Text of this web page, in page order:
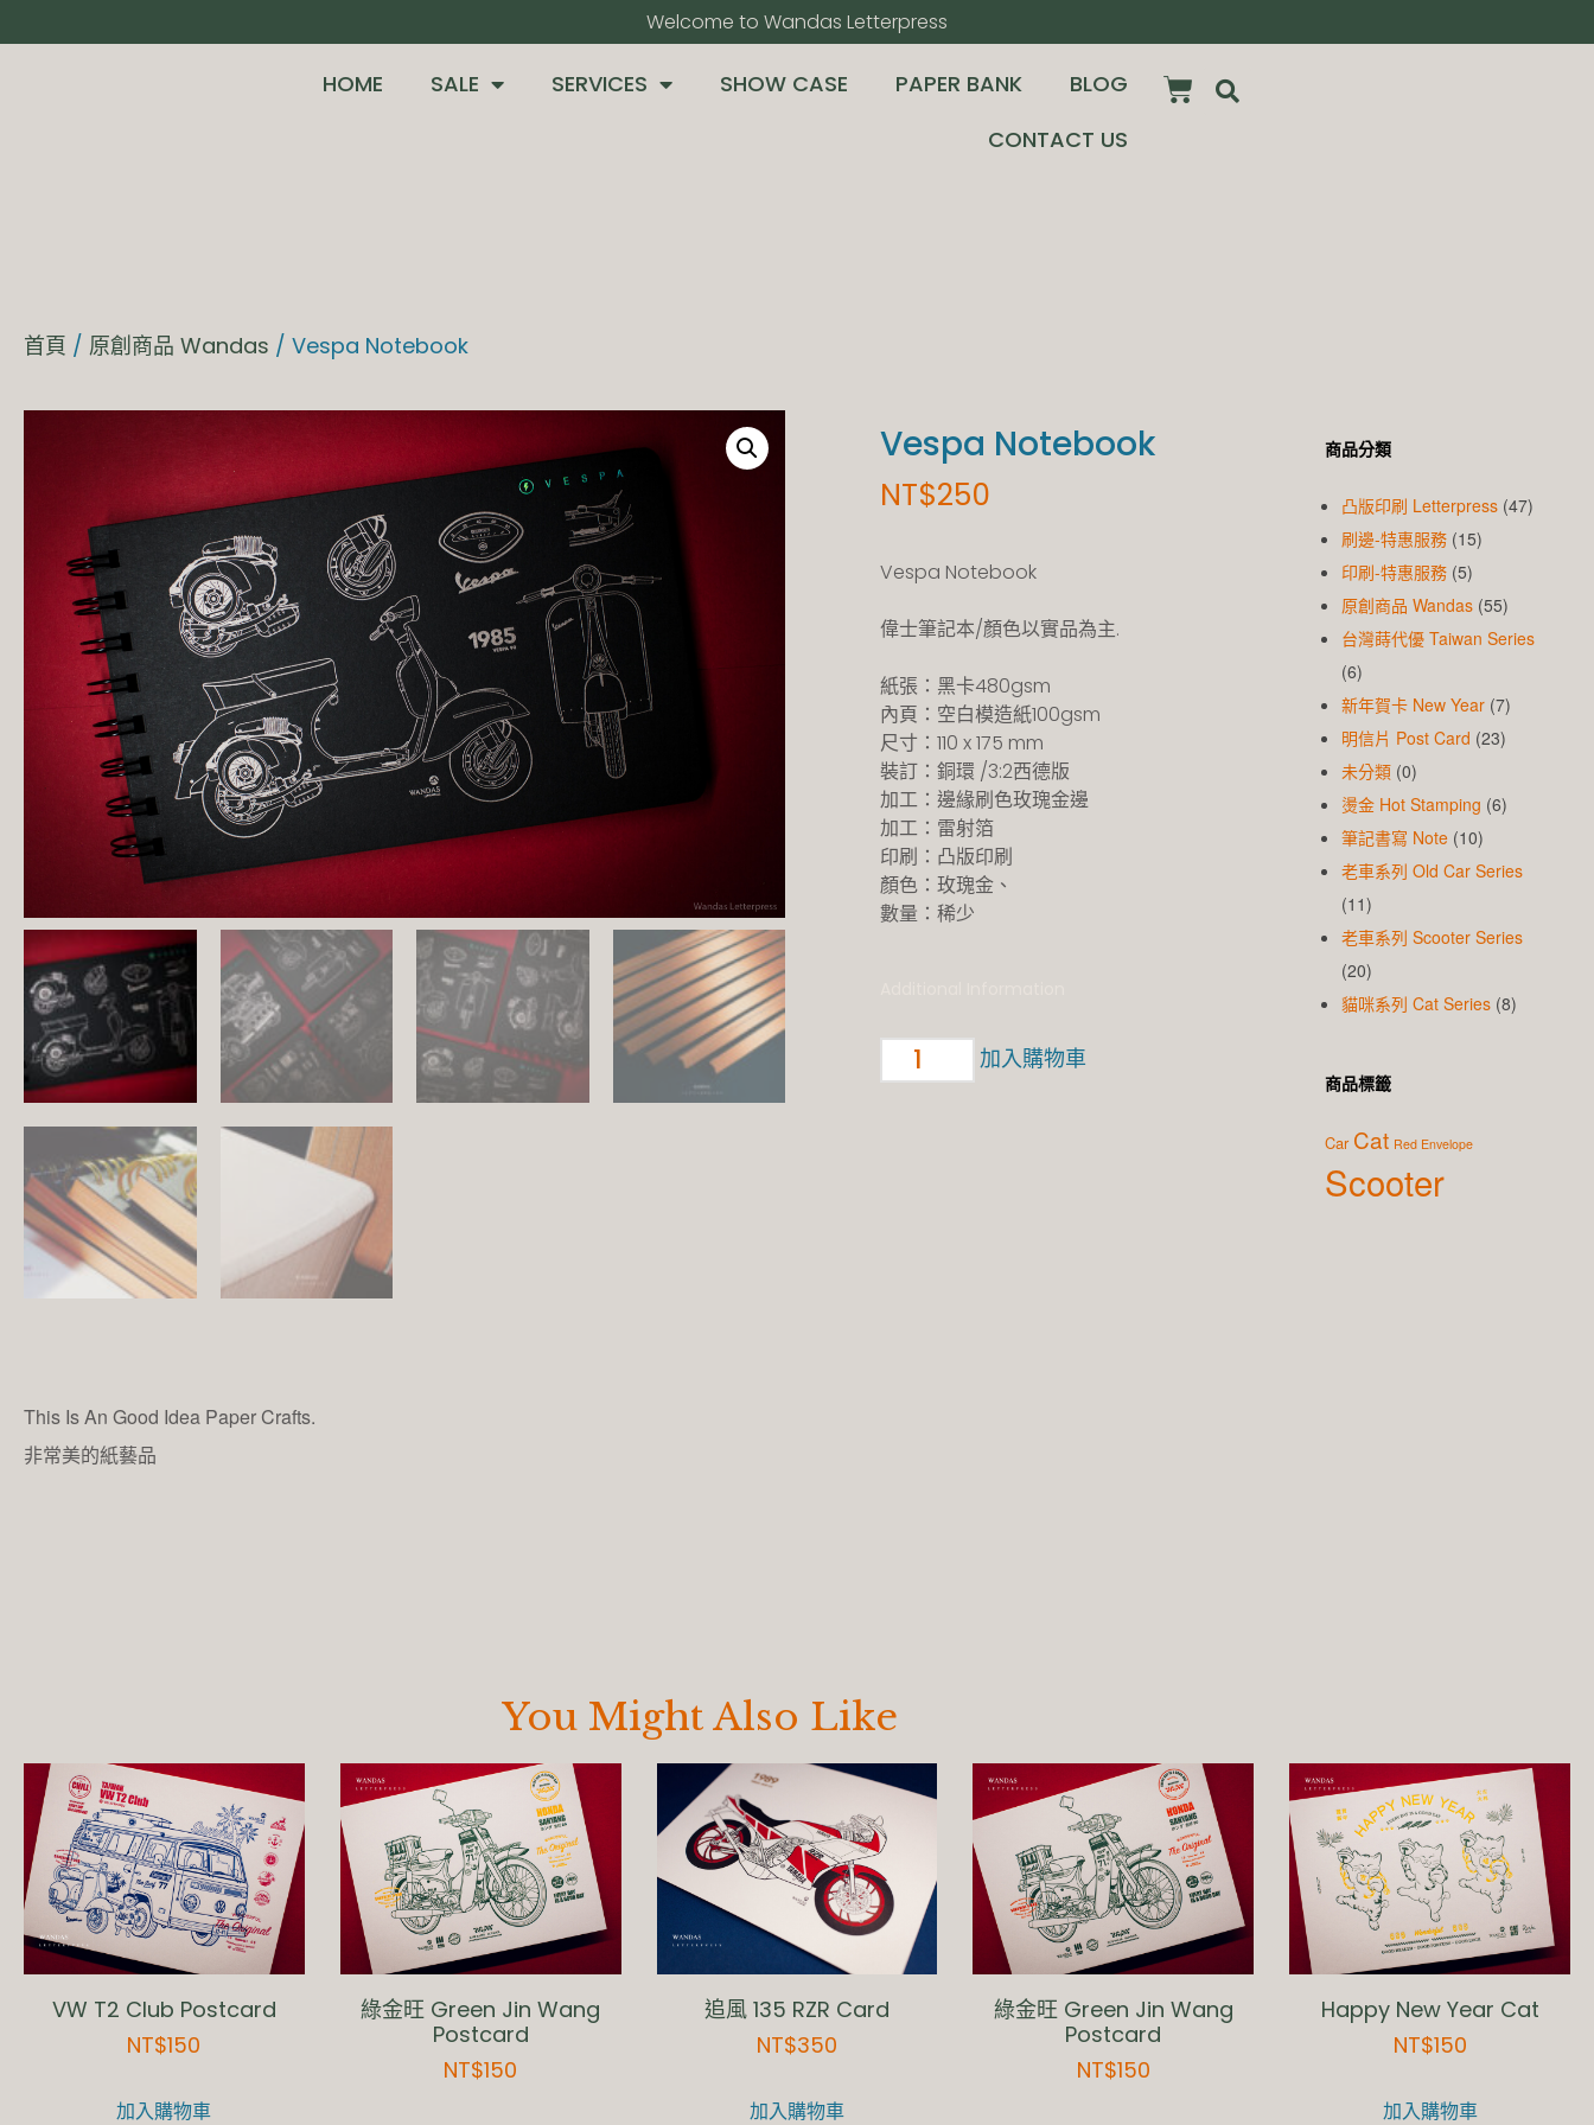
Welcome to Wandas Letterpress​
HOME SALE SERVICES SHOW CASE PAPER BANK
BLOG
CONTACT US
首頁 / 原創商品 Wandas / Vespa Notebook
Vespa Notebook
NT$250
Vespa Notebook
偉士筆記本/顏色以實品為主.
紙張：黑卡480gsm
內頁：空白模造紙100gsm
尺寸：110 x 175 mm
裝訂：銅環 /3:2西德版
加工：邊緣刷色玫瑰金邊
加工：雷射箔
印刷：凸版印刷
顏色：玫瑰金、
數量：稀少
加入購物車
商品分類
凸版印刷 Letterpress (47)
刷邊-特惠服務 (15)
印刷-特惠服務 (5)
原創商品 Wandas (55)
台灣蒔代優 Taiwan Series
(6)
新年賀卡 New Year (7)
明信片 Post Card (23)
未分類 (0)
燙金 Hot Stamping (6)
筆記書寫 Note (10)
老車系列 Old Car Series
(11)
老車系列 Scooter Series
(20)
貓咪系列 Cat Series (8)
商品標籤
Car Cat Red Envelope
Scooter
This Is An Good Idea Paper Crafts.
非常美的紙藝品
You Might Also Like
VW T2 Club Postcard
NT$150
加入購物車
綠金旺 Green Jin Wang
Postcard
NT$150
追風 135 RZR Card
NT$350
加入購物車
綠金旺 Green Jin Wang
Postcard
NT$150
Happy New Year Cat
NT$150
加入購物車